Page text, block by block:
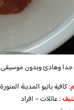
جدا وهادئ وبدون موسيقى
: كافية باتيو المدينة المنورة
: عائلات – افراد